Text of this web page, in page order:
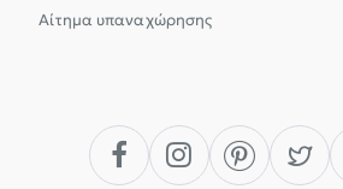
Αίτημα υπαναχώρησης